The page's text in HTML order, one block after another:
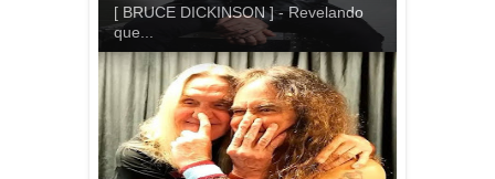
[ BRUCE DICKINSON ] - Revelando
que...